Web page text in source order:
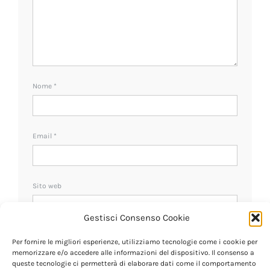
Gestisci Consenso Cookie
Per fornire le migliori esperienze, utilizziamo tecnologie come i cookie per
memorizzare e/o accedere alle informazioni del dispositivo. Il consenso a
queste tecnologie ci permetterà di elaborare dati come il comportamento
Nome *
Email *
Sito web